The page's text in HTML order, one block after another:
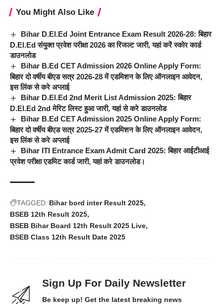
You Might Also Like
Bihar D.El.Ed Joint Entrance Exam Result 2026-28: बिहार
D.El.Ed संयुक्त प्रवेश परीक्षा 2026 का रिजल्ट जारी, यहां करें स्कोर कार्ड
डाउनलोड
Bihar B.Ed CET Admission 2026 Online Apply Form:
बिहार दो वर्षीय बीएड सत्र 2026-28 में एडमिशन के लिए ऑनलाइन आवेदन,
इस लिंक से करे अप्लाई
Bihar D.El.Ed 2nd Merit List Admission 2025: बिहार
D.El.Ed 2nd मेरिट लिस्ट हुआ जारी, यहां से करे डाउनलोड
Bihar B.Ed CET Admission 2025 Online Apply Form:
बिहार दो वर्षीय बीएड सत्र 2025-27 में एडमिशन के लिए ऑनलाइन आवेदन,
इस लिंक से करे अप्लाई
Bihar ITI Entrance Exam Admit Card 2025: बिहार आईटीआई
प्रवेश परीक्षा एडमिट कार्ड जारी, यहां करे डाउनलोड।
TAGGED: Bihar bord inter Result 2025
BSEB 12th Result 2025
BSEB Bihar Board 12th Result 2025 Live
BSEB Class 12th Result Date 2025
Sign Up For Daily Newsletter
Be keep up! Get the latest breaking news